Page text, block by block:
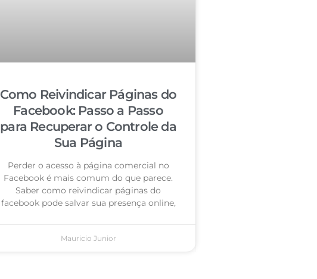
Como Reivindicar Páginas do
Facebook: Passo a Passo
para Recuperar o Controle da
Sua Página
Perder o acesso à página comercial no
Facebook é mais comum do que parece.
Saber como reivindicar páginas do
facebook pode salvar sua presença online,
Mauricio Junior